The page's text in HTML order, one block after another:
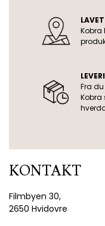
Kobra
Fra
Kobra
KONTAKT
Filmbyen 30,
2650 Hvidovre